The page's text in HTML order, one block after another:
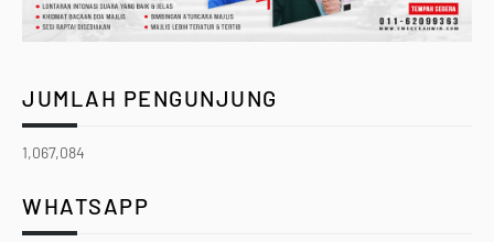
JUMLAH PENGUNJUNG
1,067,084
WHATSAPP